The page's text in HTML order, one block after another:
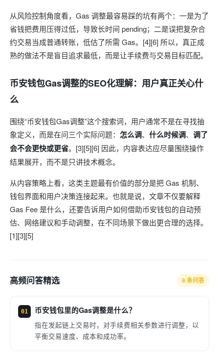
从风险控制角度看，Gas 调整最容易踩的坑有两个：一是为了
省钱把费用压得过低，导致长时间 pending；二是误把复杂合
约交易当成普通转账，低估了所需 Gas。[4][6] 所以，真正成
熟的做法不是盲目追求最低，而是让手续费与交易目标匹配。
币安钱包Gas调整的SEO化理解：用户真正关心什
么
围绕“币安钱包Gas调整”这个搜索词，用户通常不是在寻找抽
象定义，而是在问三个实际问题： 怎么调、 什么时候调、 调了
会不会更快或更省。[3][5][6] 因此，内容表达应尽量围绕操作
结果展开，而不是只讲技术概念。
从内容策略上看，这类主题最有价值的部分是把 Gas 机制、
钱包界面和用户决策连接起来。也就是说，文章不仅要解释
Gas Fee 是什么，还要告诉用户如何借助币安钱包的自动预
估、网络建议和手动调整，在不同场景下做出更合理的选择。
[1][3][5]
高频问答精选 8 条问答
01 币安钱包里的Gas调整是什么？
指在发起链上交易时，对手续费相关参数进行调整，以
平衡交易速度、成本和成功率。